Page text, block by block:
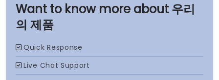
우리
의 제품